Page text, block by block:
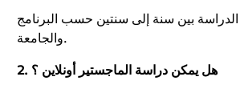
الدراسة بين سنة إلى سنتين حسب البرنامج
والجامعة.
2. هل يمكن دراسة الماجستير أونلاين ؟